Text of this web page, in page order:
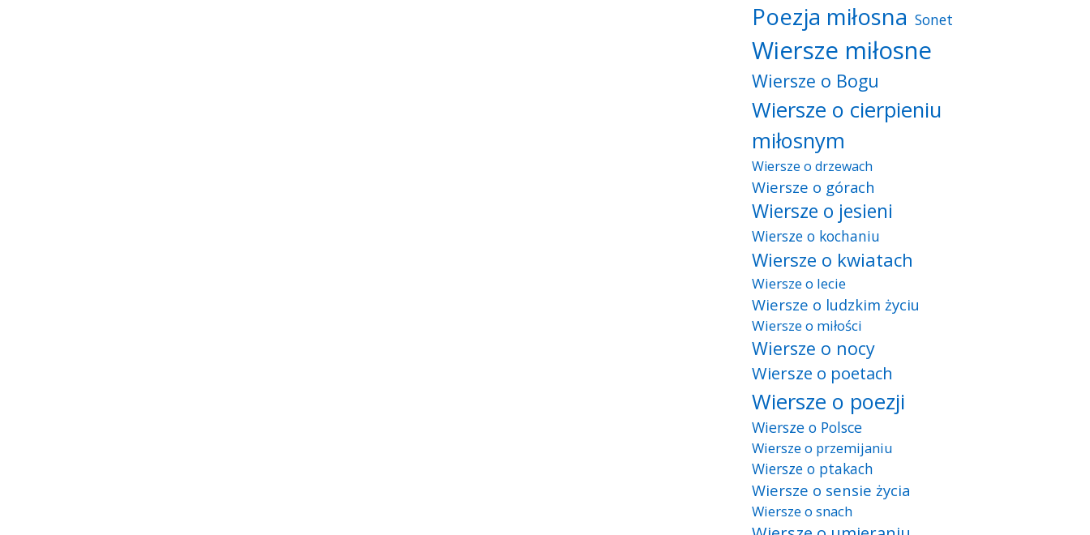
Poezja miłosna Sonet
Wiersze miłosne
Wiersze o Bogu
Wiersze o cierpieniu
miłosnym
Wiersze o drzewach
Wiersze o górach
Wiersze o jesieni
Wiersze o kochaniu
Wiersze o kwiatach
Wiersze o lecie
Wiersze o ludzkim życiu
Wiersze o miłości
Wiersze o nocy
Wiersze o poetach
Wiersze o poezji
Wiersze o Polsce
Wiersze o przemijaniu
Wiersze o ptakach
Wiersze o sensie życia
Wiersze o snach